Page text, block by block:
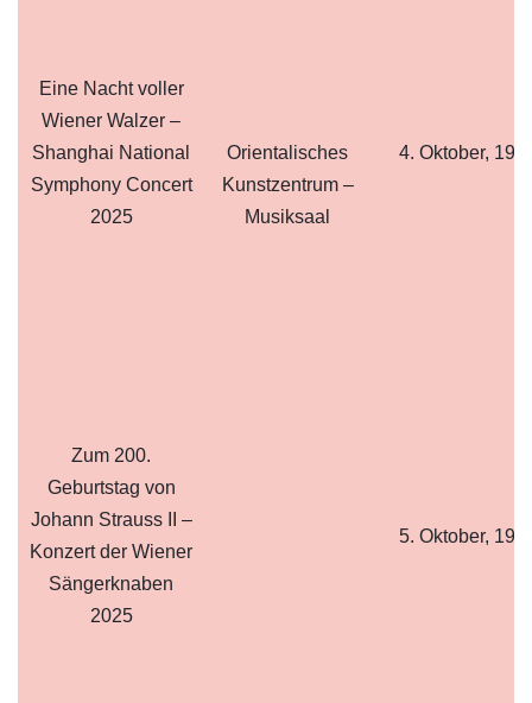
Orientalisches
Kunstzentrum –
Musiksaal
Eine Nacht voller
Wiener Walzer –
Shanghai National
Symphony Concert
2025
4. Oktober,
Zum 200.
Geburtstag von
Johann Strauss II –
Konzert der Wiener
Sängerknaben
2025
5. Oktober,